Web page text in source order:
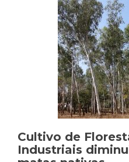
Cultivo de
Industriais